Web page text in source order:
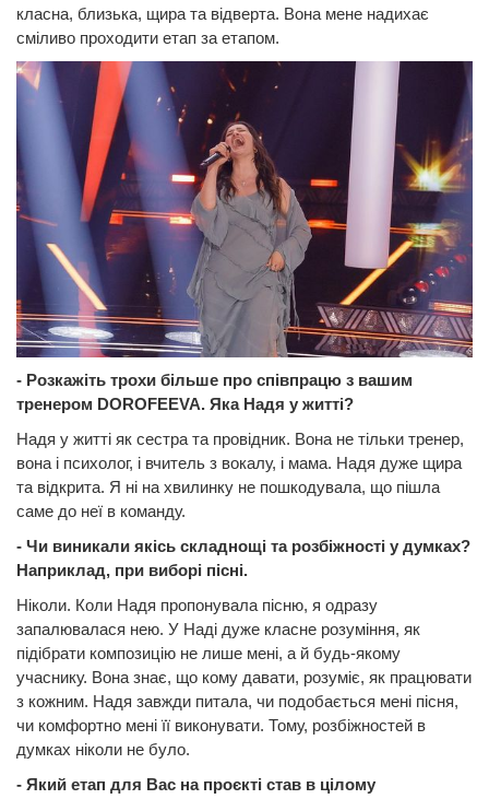
класна, близька, щира та відверта. Вона мене надихає
сміливо проходити етап за етапом.
- Розкажіть трохи більше про співпрацю з вашим
тренером DOROFEEVA. Яка Надя у житті?
Надя у житті як сестра та провідник. Вона не тільки тренер,
вона і психолог, і вчитель з вокалу, і мама. Надя дуже щира
та відкрита. Я ні на хвилинку не пошкодувала, що пішла
саме до неї в команду.
- Чи виникали якісь складнощі та розбіжності у думках?
Наприклад, при виборі пісні.
Ніколи. Коли Надя пропонувала пісню, я одразу
запалювалася нею. У Наді дуже класне розуміння, як
підібрати композицію не лише мені, а й будь-якому
учаснику. Вона знає, що кому давати, розуміє, як працювати
з кожним. Надя завжди питала, чи подобається мені пісня,
чи комфортно мені її виконувати. Тому, розбіжностей в
думках ніколи не було.
- Який етап для Вас на проєкті став в цілому